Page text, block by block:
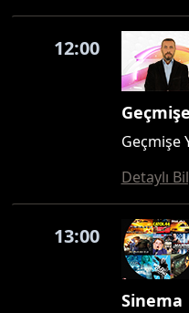
12:00
Geçmişe
Detaylı
13:00
Sinema